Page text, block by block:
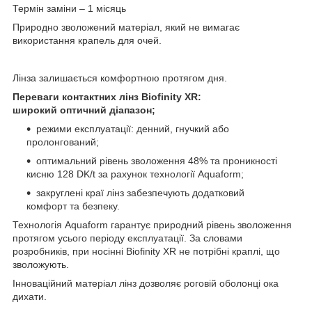
Термін заміни – 1 місяць
Природно зволожений матеріал, який не вимагає
використання крапель для очей.
Лінза залишається комфортною протягом дня.
Переваги контактних лінз Biofinity XR:
широкий оптичний діапазон;
режими експлуатації: денний, гнучкий або
пролонгований;
оптимальний рівень зволоження 48% та проникності
кисню 128 DK/t за рахунок технології Aquaform;
закруглені краї лінз забезпечують додатковий
комфорт та безпеку.
Технологія Aquaform гарантує природний рівень зволоження
протягом усього періоду експлуатації. За словами
розробників, при носінні Biofinity XR не потрібні краплі, що
зволожують.
Інноваційний матеріал лінз дозволяє роговій оболонці ока
дихати.